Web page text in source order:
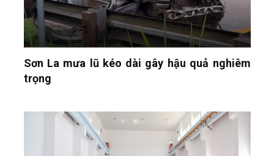
Sơn La mưa lũ kéo dài gây hậu quả nghiêm
trọng